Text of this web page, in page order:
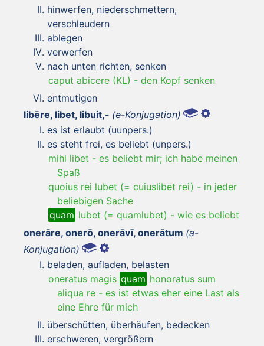
hinwerfen, niederschmettern,
verschleudern
ablegen
verwerfen
nach unten richten, senken
caput abicere (KL) - den Kopf senken
entmutigen
libēre, libet, libuit,- (e-Konjugation)
es ist erlaubt (uunpers.)
es steht frei, es beliebt (unpers.)
mihi libet - es beliebt mir; ich habe meinen
Spaß
quoius rei lubet (= cuiuslibet rei) - in jeder
beliebigen Sache
quam lubet (= quamlubet) - wie es beliebt
onerāre, onerō, onerāvī, onerātum (a-
Konjugation)
beladen, aufladen, belasten
oneratus magis quam honoratus sum
aliqua re - es ist etwas eher eine Last als
eine Ehre für mich
überschütten, überhäufen, bedecken
erschweren, vergrößern